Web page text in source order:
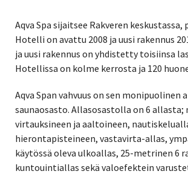
Aqva Spa sijaitsee Rakveren
Hotelli on avattu 2008 ja uusi rakennus
ja uusi rakennus on yhdistetty toisiinsa
Hotellissa on kolme kerrosta ja 120
Aqva Span vahvuus on sen monipuolinen
saunaosasto. Allasosastolla on 6 allasta;
virtauksineen ja aaltoineen,
hierontapisteineen, vastavirta-allas,
käytössä oleva ulkoallas, 25-metrinen 6
kuntouintiallas sekä valoefektein